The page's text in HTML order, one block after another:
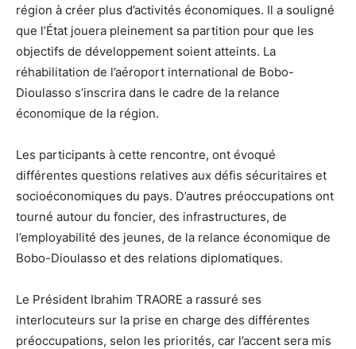
région à créer plus d’activités économiques. Il a souligné
que l’État jouera pleinement sa partition pour que les
objectifs de développement soient atteints. La
réhabilitation de l’aéroport international de Bobo-
Dioulasso s’inscrira dans le cadre de la relance
économique de la région.
Les participants à cette rencontre, ont évoqué
différentes questions relatives aux défis sécuritaires et
socioéconomiques du pays. D’autres préoccupations ont
tourné autour du foncier, des infrastructures, de
l’employabilité des jeunes, de la relance économique de
Bobo-Dioulasso et des relations diplomatiques.
Le Président Ibrahim TRAORE a rassuré ses
interlocuteurs sur la prise en charge des différentes
préoccupations, selon les priorités, car l’accent sera mis